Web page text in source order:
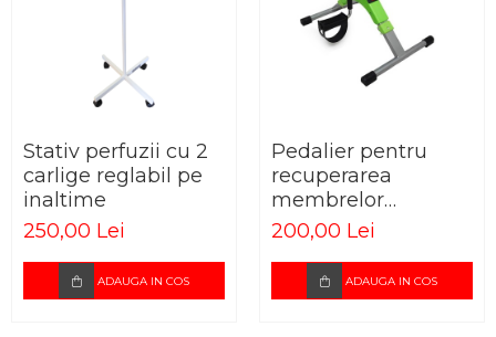
Stativ perfuzii cu 2
carlige reglabil pe
inaltime
250,00 Lei
ADAUGA IN COS
Pedalier pentru
recuperarea
membrelor
superioare si
inferioare cu afisaj
200,00 Lei
ADAUGA IN COS